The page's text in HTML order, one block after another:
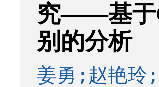
究——基于
别的分析
姜勇;赵艳玲